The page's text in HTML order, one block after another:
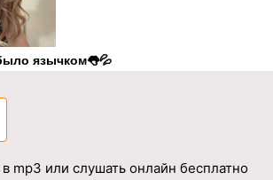
язычком👅💦
mp3 или слушать онлайн бесплатно